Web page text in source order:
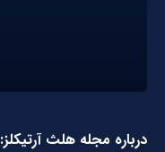
درباره مجله هلث آرتیکلز: